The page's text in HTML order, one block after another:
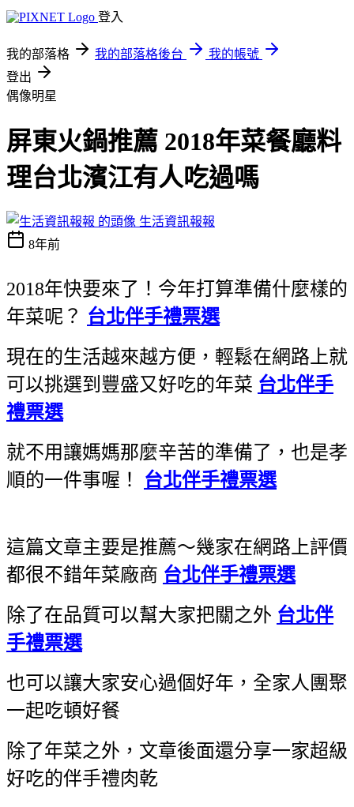
登入
我的部落格 我的部落格後台
我的帳號
登出
偶像明星
屏東火鍋推薦 2018年菜餐廳料
理台北濱江有人吃過嗎
生活資訊報報
8年前
2018年快要來了！今年打算準備什麼樣的
年菜呢？ 台北伴手禮票選
現在的生活越來越方便，輕鬆在網路上就
可以挑選到豐盛又好吃的年菜 台北伴手
禮票選
就不用讓媽媽那麼辛苦的準備了，也是孝
順的一件事喔！
台北伴手禮票選
這篇文章主要是推薦～幾家在網路上評價
都很不錯年菜廠商 台北伴手禮票選
除了在品質可以幫大家把關之外 台北伴
手禮票選
也可以讓大家安心過個好年，全家人團聚
一起吃頓好餐
除了年菜之外，文章後面還分享一家超級
好吃的伴手禮肉乾